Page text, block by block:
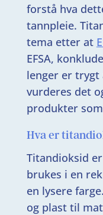
forstå hva
tannpleie.
tema etter at
EFSA,
lenger er trygt
vurderes det
produkter
Hva er
Titandioksid
brukes i en
en lysere
og plast til